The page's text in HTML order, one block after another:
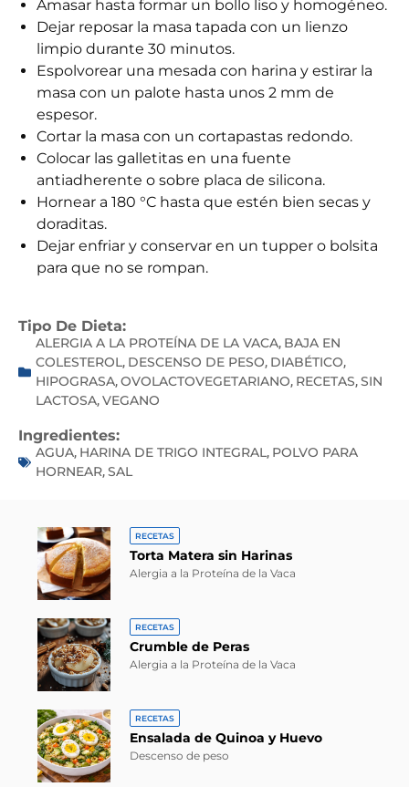
Amasar hasta formar un bollo liso y homogéneo.
Dejar reposar la masa tapada con un lienzo
limpio durante 30 minutos.
Espolvorear una mesada con harina y estirar la
masa con un palote hasta unos 2 mm de
espesor.
Cortar la masa con un cortapastas redondo.
Colocar las galletitas en una fuente
antiadherente o sobre placa de silicona.
Hornear a 180 °C hasta que estén bien secas y
doraditas.
Dejar enfriar y conservar en un tupper o bolsita
para que no se rompan.
Tipo De Dieta:
ALERGIA A LA PROTEÍNA DE LA VACA, BAJA EN
COLESTEROL, DESCENSO DE PESO, DIABÉTICO,
HIPOGRASA,OVOLACTOVEGETARIANO, RECETAS,SIN
LACTOSA,VEGANO
Ingredientes:
AGUA, HARINA DE TRIGO INTEGRAL, POLVO PARA
HORNEAR,SAL
RECETAS
Torta Matera sin Harinas
Alergia a la Proteína de la Vaca
RECETAS
Crumble de Peras
Alergia a la Proteína de la Vaca
RECETAS
Ensalada de Quinoa y Huevo
Descenso de peso